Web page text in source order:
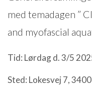
med temadagen ”
and myofascial
Tid: Lørdag d. 3/5
Sted: Lokesvej 7,